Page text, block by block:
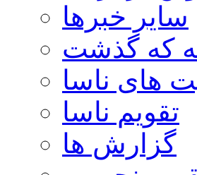
سایر خبرها
که گذشت
های ناسا
تقویم ناسا
گزارش ها